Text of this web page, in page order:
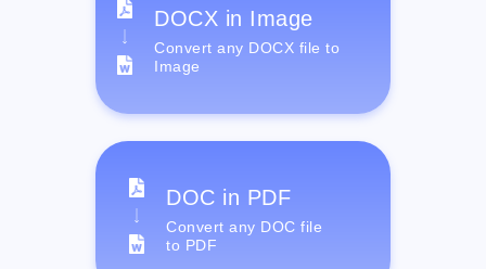
DOCX in Image
Convert any DOCX file to
Image
DOC in PDF
Convert any DOC file
to PDF